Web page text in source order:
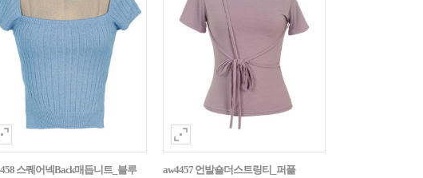
스퀘어넥Back매듭니트_블루 aw4457 언발숄더스트링티_퍼플